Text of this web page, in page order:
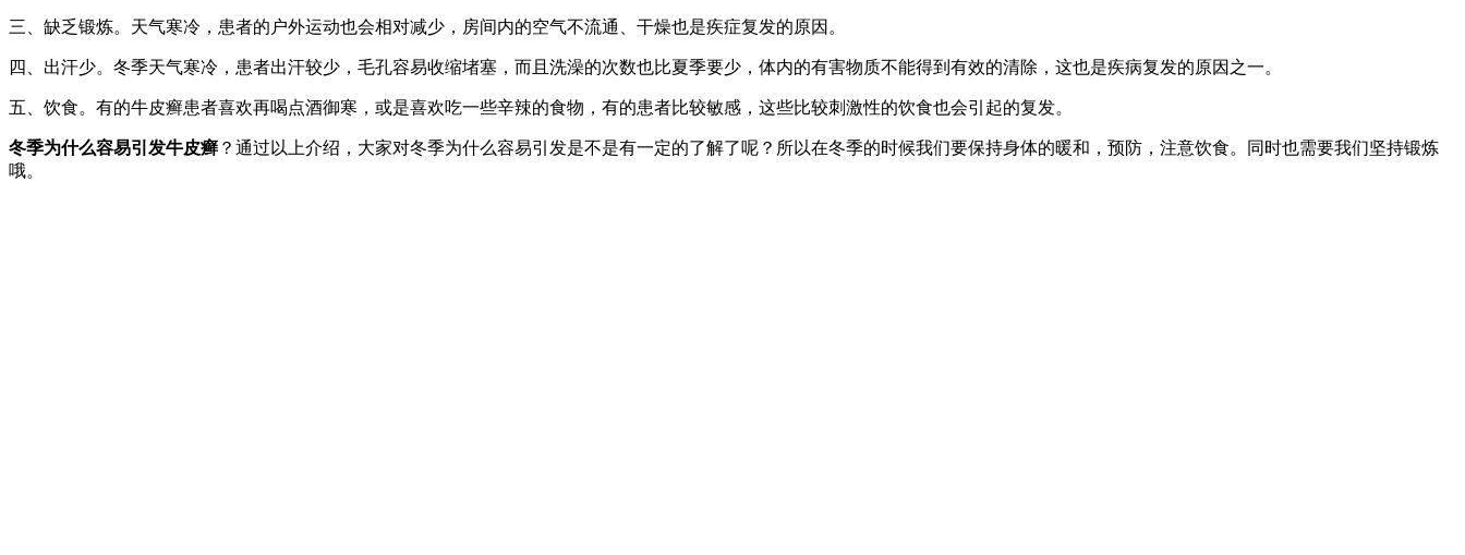
三、缺乏锻炼。天气寒冷，患者的户外运动也会相对减少，房间内的空气不流通、干燥也是疾症复发的原因。
四、出汗少。冬季天气寒冷，患者出汗较少，毛孔容易收缩堵塞，而且洗澡的次数也比夏季要少，体内的有害物质不能得到有效的清除，这也是疾病复发的原因之一。
五、饮食。有的牛皮癣患者喜欢再喝点酒御寒，或是喜欢吃一些辛辣的食物，有的患者比较敏感，这些比较刺激性的饮食也会引起的复发。
冬季为什么容易引发牛皮癣 ？通过以上介绍，大家对冬季为什么容易引发是不是有一定的了解了呢？所以在冬季的时候我们要保持身体的暖和，预防，注意饮食。同时也需要我们坚持锻炼
哦。